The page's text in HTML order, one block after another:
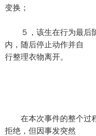
变换；
５，该生在行为最后
内，随后停止动作并自
行整理衣物离开。
在本次事件的整个过程
拒绝，但因事发突然